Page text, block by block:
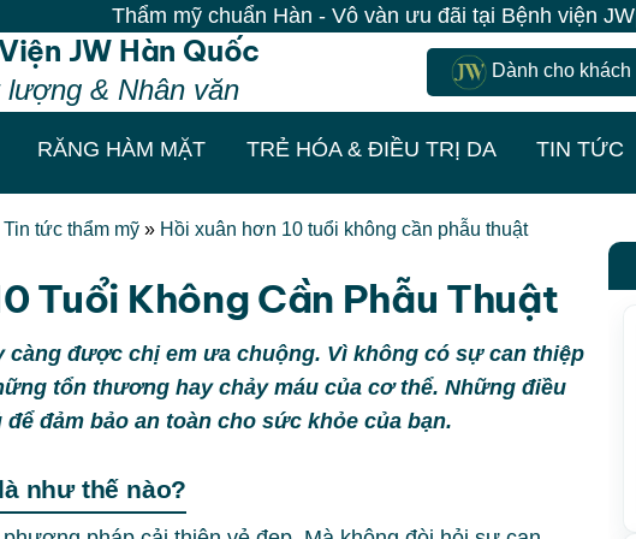
mỹ chuẩn Hàn - Vô vàn ưu đãi tại Bệnh viện JW| 100%
JW Hàn Quốc
lượng & Nhân văn
Dành cho khách
RĂNG HÀM MẶT TRẺ HÓA & ĐIỀU TRỊ DA TIN TỨC
Tin tức thẩm mỹ » Hồi xuân hơn 10 tuổi không cần phẫu thuật
Tuổi Không Cần Phẫu Thuật
càng được chị em ưa chuộng. Vì không có sự can thiệp
tổn thương hay chảy máu của cơ thể. Những điều
đảm bảo an toàn cho sức khỏe của bạn.
như thế nào?